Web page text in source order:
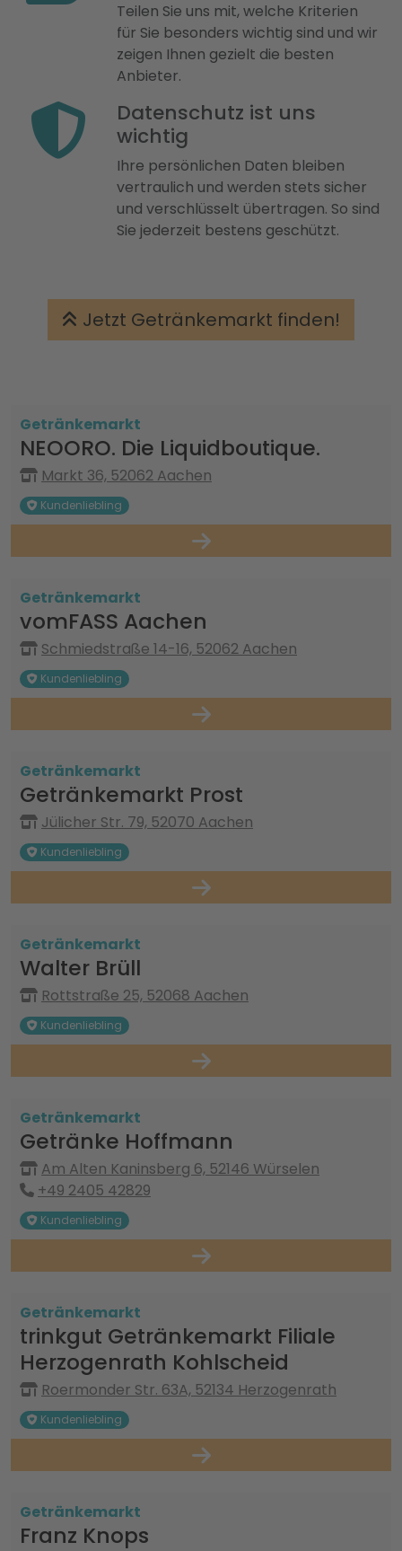
Teilen Sie uns mit, welche Kriterien
für Sie besonders wichtig sind und wir
zeigen Ihnen gezielt die besten
Anbieter.
Datenschutz ist uns
wichtig
Ihre persönlichen Daten bleiben
vertraulich und werden stets sicher
und verschlüsselt übertragen. So sind
Sie jederzeit bestens geschützt.
Jetzt Getränkemarkt finden!
Getränkemarkt
NEOORO. Die Liquidboutique.
Markt 36, 52062 Aachen
Kundenliebling
Getränkemarkt
vomFASS Aachen
Schmiedstraße 14-16, 52062 Aachen
Kundenliebling
Getränkemarkt
Getränkemarkt Prost
Jülicher Str. 79, 52070 Aachen
Kundenliebling
Getränkemarkt
Walter Brüll
Rottstraße 25, 52068 Aachen
Kundenliebling
Getränkemarkt
Getränke Hoffmann
Am Alten Kaninsberg 6, 52146 Würselen
+49 2405 42829
Kundenliebling
Getränkemarkt
trinkgut Getränkemarkt Filiale
Herzogenrath Kohlscheid
Roermonder Str. 63A, 52134 Herzogenrath
Kundenliebling
Getränkemarkt
Franz Knops